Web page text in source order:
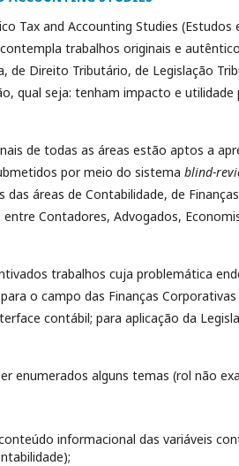
Tax and Accounting Studies
trabalhos originais e
de Direito Tributário, de Legislação
qual seja: tenham impacto e utilidade
de todas as áreas estão aptos a
por meio do sistema blind-
das áreas de Contabilidade, de
entre Contadores, Advogados,
trabalhos cuja problemática
o campo das Finanças
contábil; para aplicação da
enumerados alguns temas (rol não
informacional das variáveis